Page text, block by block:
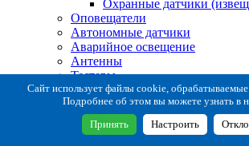
Охранные датчики
Оповещатели
Автономные датчики
Аварийное освещение
Антенны
Тестеры
Система сбора извещений
Расходные и монтажные
Коробки коммутационные
Кронштейны для
Сайт использует файлы cookie,
Подробнее об этом вы можете узнать в
Принять Настроить